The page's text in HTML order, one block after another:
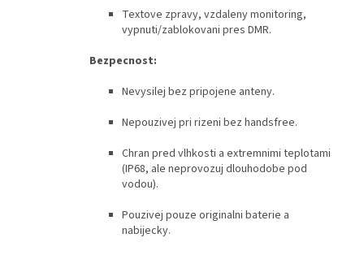
Textove zpravy, vzdaleny monitoring,
vypnuti/zablokovani pres DMR.
Bezpecnost:
Nevysilej bez pripojene anteny.
Nepouzivej pri rizeni bez handsfree.
Chran pred vlhkosti a extremnimi teplotami
(IP68, ale neprovozuj dlouhodobe pod
vodou).
Pouzivej pouze originalni baterie a
nabijecky.